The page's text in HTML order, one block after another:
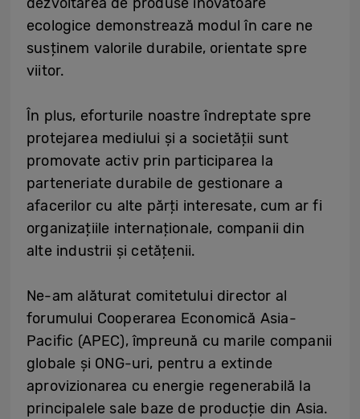
ecologice demonstrează modul în care ne
susținem valorile durabile, orientate spre
viitor.
În plus, eforturile noastre îndreptate spre
protejarea mediului și a societății sunt
promovate activ prin participarea la
parteneriate durabile de gestionare a
afacerilor cu alte părți interesate, cum ar fi
organizațiile internaționale, companii din
alte industrii și cetățenii.
Ne-am alăturat comitetului director al
forumului Cooperarea Economică Asia-
Pacific (APEC), împreună cu marile companii
globale și ONG-uri, pentru a extinde
aprovizionarea cu energie regenerabilă la
principalele sale baze de producție din Asia.